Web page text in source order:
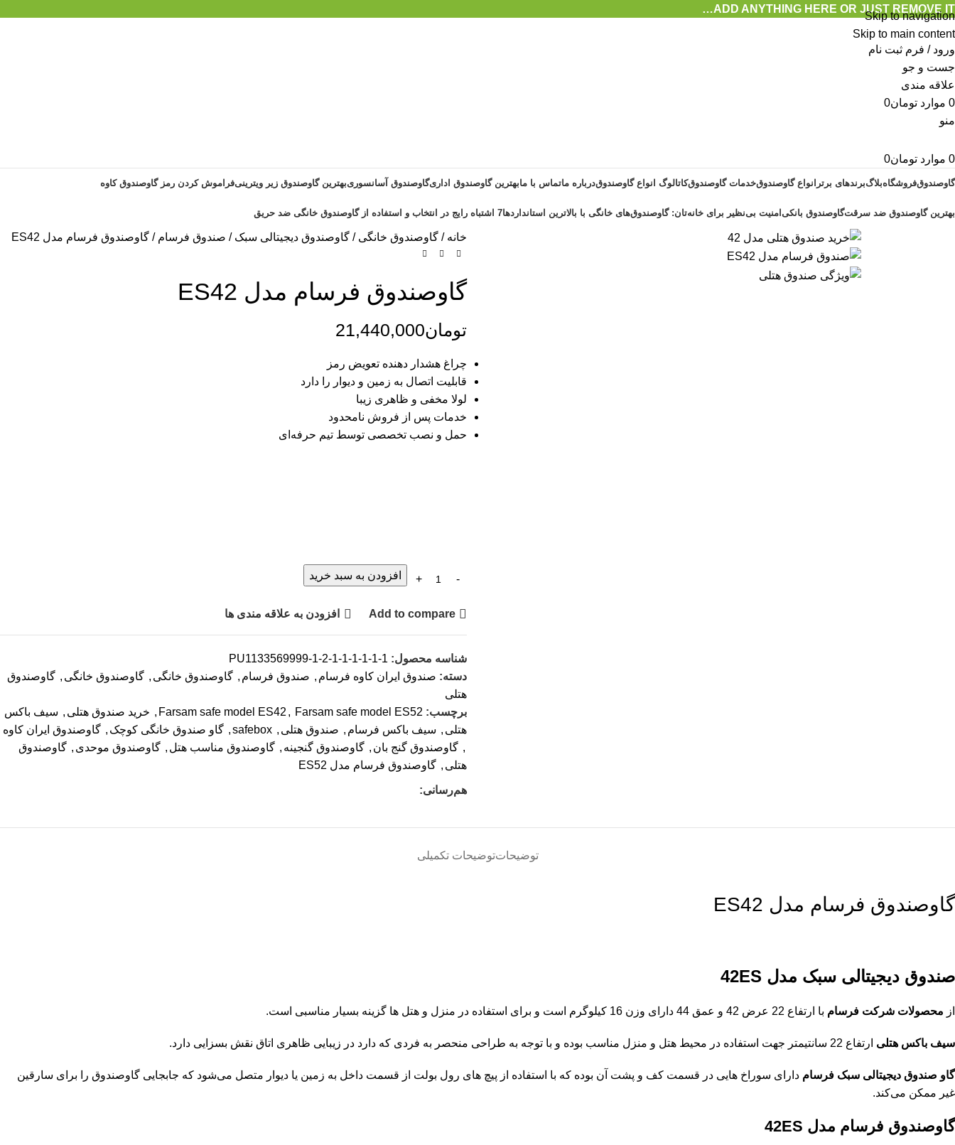
Skip to navigation
Skip to main content
ADD ANYTHING HERE OR JUST REMOVE IT…
ورود / فرم ثبت نام
جست و جو
علاقه مندی
0 موارد تومان0
منو
0 موارد تومان0
گاوصندوقفروشگاهبلاگبرندهای برتر انواع گاوصندوقخدمات گاوصندوقکاتالوگ انواع گاوصندوقدرباره ماتماس با مابهترین گاوصندوق اداریگاوصندوق آسانسوریبهترین گاوصندوق زیر ویترینیفراموش کردن رمز گاوصندوق کاوه
بهترین گاوصندوق ضد سرقتگاوصندوق بانکیامنیت بی‌نظیر برای خانه‌تان: گاوصندوق‌های خانگی با بالاترین استانداردها7 اشتباه رایج در انتخاب و استفاده از گاوصندوق خانگی ضد حریق
خانه گاوصندوق خانگی گاوصندوق دیجیتالی سبک صندوق فرسام گاوصندوق فرسام مدل ES42
گاوصندوق فرسام مدل ES42
تومان21,440,000
چراغ هشدار دهنده تعویض رمز
قابلیت اتصال به زمین و دیوار را دارد
لولا مخفی و ظاهری زیبا
خدمات پس از فروش نامحدود
حمل و نصب تخصصی توسط تیم حرفه‌ای
افزودن به سبد خرید
Add to compare افزودن به علاقه مندی ها
شناسه محصول: PU1133569999-1-2-1-1-1-1-1-1
دسته: صندوق ایران کاوه فرسام , صندوق فرسام , گاوصندوق خانگی , گاوصندوق خانگی , گاوصندوق
هتلی
برچسب:
Farsam safe model ES42 , Farsam safe model ES52
, خرید صندوق هتلی , سیف باکس
هتلی , سیف باکس فرسام , صندوق هتلی ,
safebox
, گاو صندوق خانگی کوچک , گاوصندوق ایران کاوه
, گاوصندوق گنج بان , گاوصندوق گنجینه , گاوصندوق مناسب هتل , گاوصندوق موحدی , گاوصندوق
هتلی , گاوصندوق فرسام مدل ES52
هم‌رسانی:
توضیحاتتوضیحات تکمیلی
گاوصندوق فرسام مدل ES42
صندوق دیجیتالی سبک مدل 42ES
از محصولات شرکت فرسام با ارتفاع 22 عرض 42 و عمق 44 دارای وزن 16 کیلوگرم است و برای استفاده در منزل و هتل ها گزینه بسیار مناسبی است.
سیف باکس هتلی ارتفاع 22 سانتیمتر جهت استفاده در محیط هتل و منزل مناسب بوده و با توجه به طراحی منحصر به فردی که دارد در زیبایی ظاهری اتاق نقش بسزایی دارد.
گاو صندوق دیجیتالی سبک فرسام دارای سوراخ هایی در قسمت کف و پشت آن بوده که با استفاده از پیچ های رول بولت از قسمت داخل به زمین یا دیوار متصل می‌شود که جابجایی گاوصندوق را برای سارقین
غیر ممکن می‌کند.
گاوصندوق فرسام مدل 42ES